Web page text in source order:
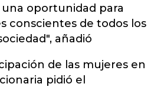
una oportunidad para
conscientes de todos los
añadió
de las mujeres en
pidió el